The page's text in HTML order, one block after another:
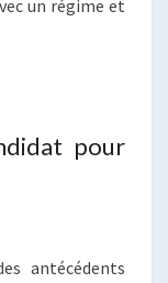
un régime et
pour
antécédents